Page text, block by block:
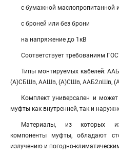
с бумажной маслопропитанной
с броней или без брони
на напряжение до 1кВ
Соответствует требованиям
Типы монтируемых кабелей:
(А)СБШв, ААШв, (А)СШв, ААБ2лШв,
Комплект универсален и
муфты как внутренней, так и
Материалы, из которых
компоненты муфты, обладают
излучению и погодно-